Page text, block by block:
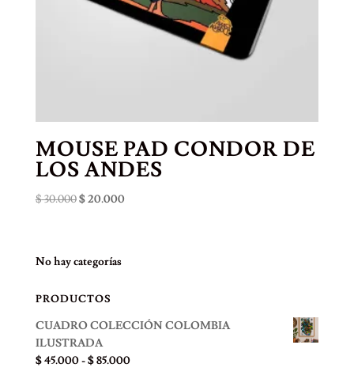
MOUSE PAD CONDOR DE
LOS ANDES
$30.000El
$ 30.000.
$20.000El
No hay categorías
PRODUCTOS
CUADRO COLECCIÓN COLOMBIA
ILUSTRADA
$45.000-$85.000Rango